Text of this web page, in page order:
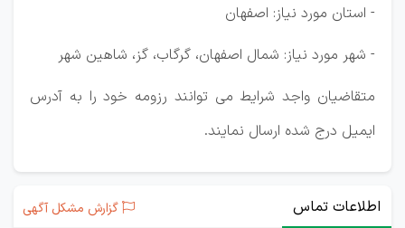
- استان مورد نیاز: اصفهان
- شهر مورد نیاز: شمال اصفهان، گرگاب، گز، شاهین شهر
متقاضیان واجد شرایط می توانند رزومه خود را به آدرس
ایمیل درج شده ارسال نمایند.
اطلاعات تماس گزارش مشکل آگهی